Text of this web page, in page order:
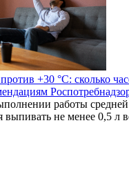
+30 °C: сколько
работы средней
выпивать не менее 0,5 л